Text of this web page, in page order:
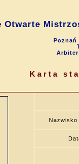
Otwarte
Poznań
Karta
Nazwisko